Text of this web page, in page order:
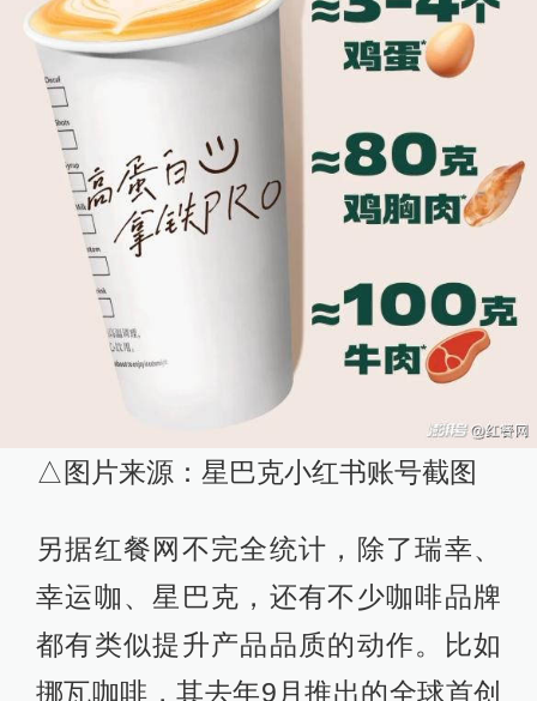
△图片来源：星巴克小红书账号截图
另据红餐网不完全统计，除了瑞幸、
幸运咖、星巴克，还有不少咖啡品牌
都有类似提升产品品质的动作。比如
挪瓦咖啡，其去年9月推出的全球首创